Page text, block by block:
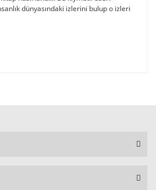
dünyasındaki izlerini bulup o izleri